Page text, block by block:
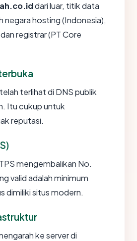
dari luar, titik data
negara hosting (Indonesia),
registrar (PT Core
terlihat di DNS publik
Itu cukup untuk
reputasi.
mengembalikan No.
valid adalah minimum
dimiliki situs modern.
ke server di